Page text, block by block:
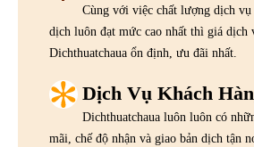
Cùng với việc chất lượng dịch
dịch luôn đạt mức cao nhất thì giá dịch
Dichthuatchaua ổn định, ưu đãi nhất.
Dịch Vụ Khách
Dichthuatchaua luôn luôn có
mãi, chế độ nhận và giao bản dịch tận